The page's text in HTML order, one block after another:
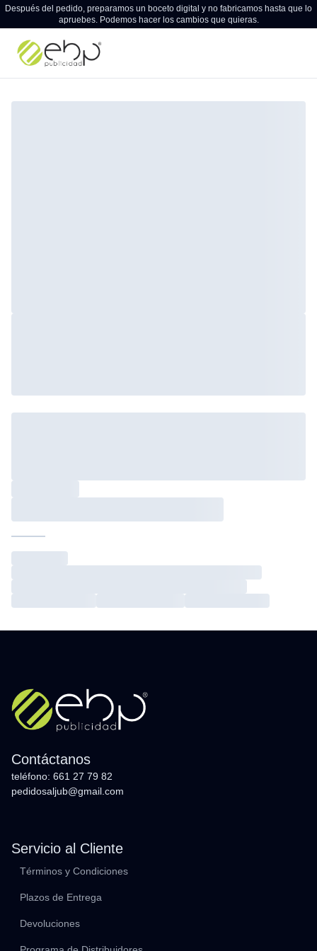
Después del pedido, preparamos un boceto digital y no fabricamos hasta que lo
apruebes. Podemos hacer los cambios que quieras.
Contáctanos
teléfono: 661 27 79 82
pedidosaljub@gmail.com
Servicio al Cliente
Términos y Condiciones
Plazos de Entrega
Devoluciones